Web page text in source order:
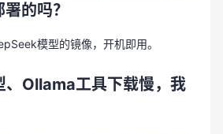
的吗？
模型的镜像，开机即用。
Ollama工具下载慢，我